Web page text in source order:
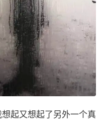
起又想起了另外一个真